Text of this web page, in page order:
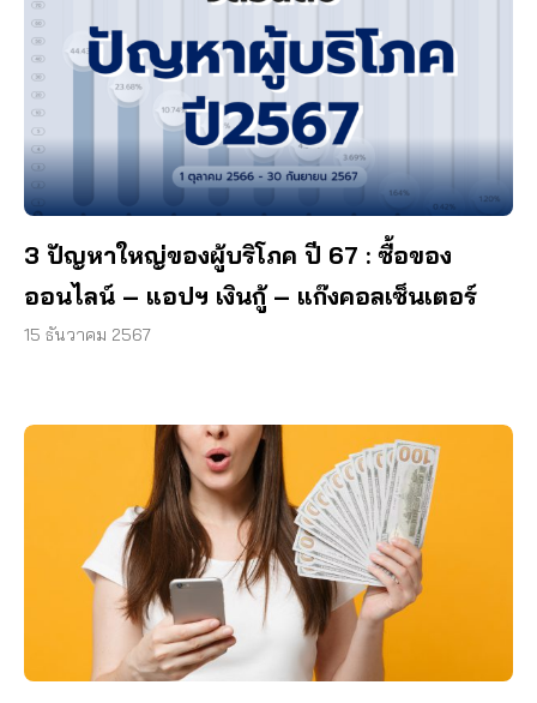
3 ปัญหาใหญ่ของผู้บริโภค ปี 67 : ซื้อของ
ออนไลน์ – แอปฯ เงินกู้ – แก๊งคอลเซ็นเตอร์
15 ธันวาคม 2567